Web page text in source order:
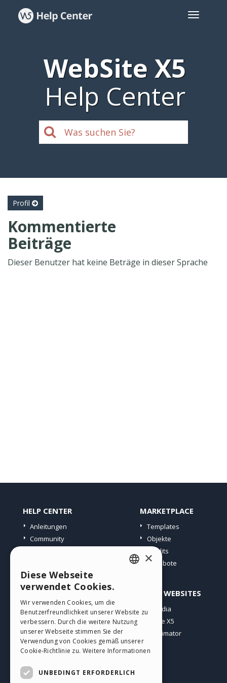
WebSite X5
Help Center
Profil
Kommentierte
Beiträge
Dieser Benutzer hat keine Beträge in dieser Sprache
HELP CENTER
Anleitungen
Community
MARKETPLACE
Templates
Objekte
Credits
Angebote
PROFIL
Meine Beiträge
Meine Lizenz
Download
Webhosting
ANDERE WEBSITES
Incomedia
WebSite X5
WebAnimator
GERMAN
SPANISH
PORTUGUESE
×
Diese Webseite
verwendet Cookies.
Wir verwenden Cookies, um die
Benutzerfreundlichkeit unserer Website zu
verbessern. Durch die weitere Nutzung
unserer Webseite stimmen Sie der
Verwendung von Cookies gemäß unserer
Cookie-Richtlinie zu. Weitere Informationen
UNBEDINGT ERFORDERLICH